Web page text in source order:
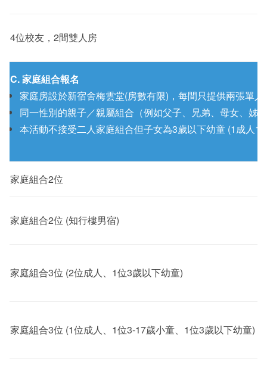
4位校友，2間雙人房
C. 家庭組合報名
家庭房設於新宿舍梅雲堂(房數有限)，每間只提供兩張單
同一性別的親子／親屬組合（例如父子、兄弟、母女、姊
本活動不接受二人家庭組合但子女為3歲以下幼童 (1成人
家庭組合2位
家庭組合2位 (知行樓男宿)
家庭組合3位 (2位成人、1位3歲以下幼童)
家庭組合3位 (1位成人、1位3-17歲小童、1位3歲以下幼童)